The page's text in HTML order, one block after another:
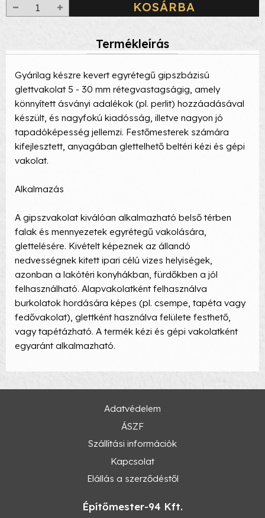
KOSÁRBA
Termékleírás
Gyárilag készre kevert egyrétegű gipszbázisú
glettvakolat 5 - 30 mm rétegvastagságig, amely
könnyített ásványi adalékok (pl. perlit) hozzáadásával
készült, és nagyfokú kiadósság, illetve nagyon jó
tapadóképesség jellemzi. Festőmesterek számára
kifejlesztett, anyagában glettelhető beltéri kézi és gépi
vakolat.
Alkalmazás
A gipszvakolat kiválóan alkalmazható belső térben
falak és mennyezetek egyrétegű vakolására,
glettelésére. Kivételt képeznek az állandó
nedvességnek kitett ipari célú vizes helyiségek,
azonban a lakótéri konyhákban, fürdőkben a jól
felhasználható. Alapvakolatként felhasználva
burkolatok hordására képes (pl. csempe, tapéta vagy
fedővakolat), glettként használva felülete festhető,
vagy tapétázható. A termék kézi és gépi vakolatként
egyaránt alkalmazható.
Adatvédelem
ÁSZF
Szállítási információk
Kapcsolat
Elállás a szerződéstől
Építőmester-94 Kft.